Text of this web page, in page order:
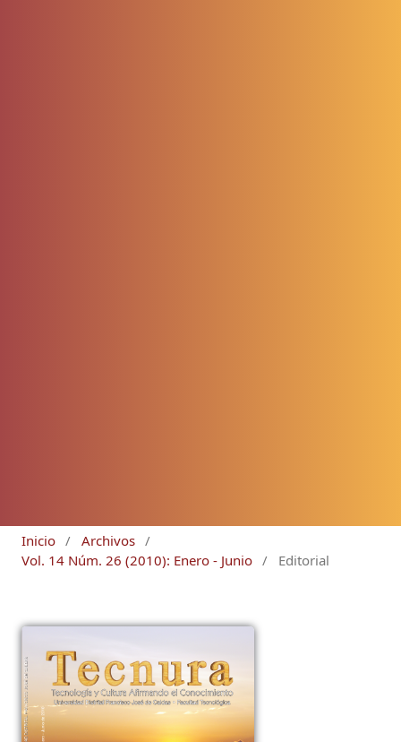
Inicio / Archivos /
Vol. 14 Núm. 26 (2010): Enero - Junio / Editorial